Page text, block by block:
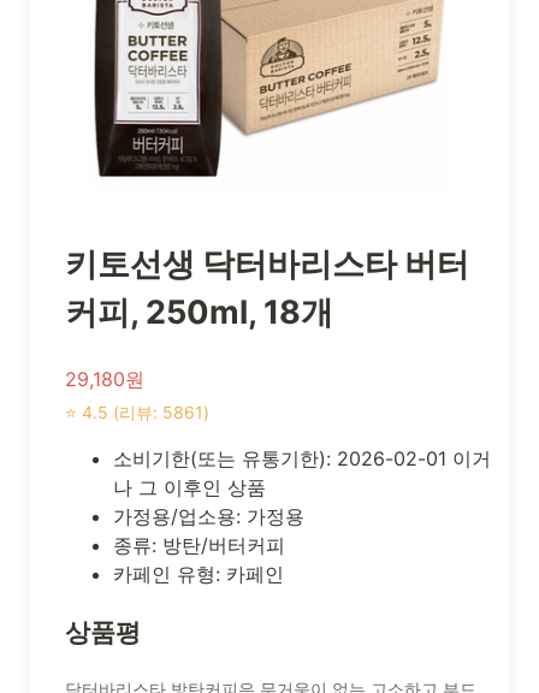
키토선생 닥터바리스타 버터
커피, 250ml, 18개
29,180원
⭐ 4.5 (리뷰: 5861)
소비기한(또는 유통기한): 2026-02-01 이거
나 그 이후인 상품
가정용/업소용: 가정용
종류: 방탄/버터커피
카페인 유형: 카페인
상품평
닥터바리스타 방탄커피은 무거움이 없는 고소하고 부드